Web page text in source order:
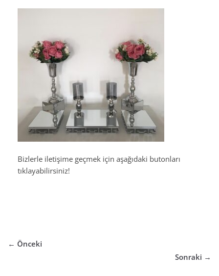
Bizlerle iletişime geçmek için aşağıdaki butonları
tıklayabilirsiniz!
← Önceki
Sonraki →